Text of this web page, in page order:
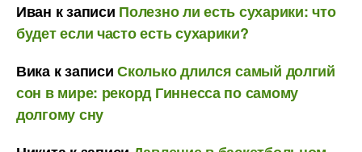
Иван к записи Полезно ли есть сухарики: что
будет если часто есть сухарики?
Викак записиСколько длился самый долгий
сон в мире: рекорд Гиннесса по самому
долгому сну